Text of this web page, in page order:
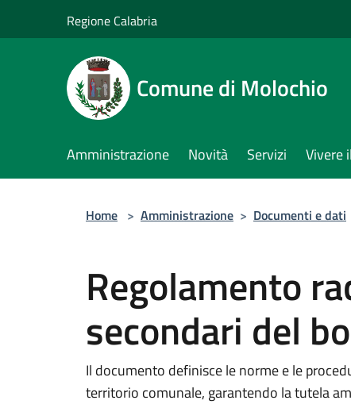
Regione Calabria
Comune di Molochio
Amministrazione Novità Servizi Vivere
Home > Amministrazione > Documenti e dati
Regolamento
secondari del
Il documento definisce le norme e le
territorio comunale, garantendo la tutela